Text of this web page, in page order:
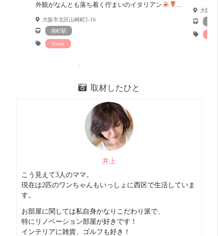
めっちゃ良い！！ 20 点
この場所で9.5帖の広さで、しかも3点セパなのでコスパ良
びみょー 8 点
備え付けのポールがるので吊るす衣類はそこへ。
部屋が広いのでチェストなど置いて対応してください。
外食派 めっちゃ良い！！ 20 点
天満も扇町も近いので！
自炊派 めっちゃ良い！！ 20 点
外観がなんとも落ち着く佇まいのイタリアン ...
大阪市北区山崎町2-16
扇町駅
Foods
大阪府
取材したひと
井上
こう見えて3人のママ。
現在は2匹のワンちゃんもいっしょに西区で生活していま
す。
お部屋に関しては私自身かなりこだわり派で、
特にリノベーション部屋が好きです！
インテリアに雑貨、ゴルフも好き！